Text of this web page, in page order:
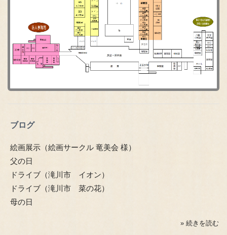
ブログ
絵画展示（絵画サークル 竜美会 様）
父の日
ドライブ（滝川市 イオン）
ドライブ（滝川市 菜の花）
母の日
» 続きを読む